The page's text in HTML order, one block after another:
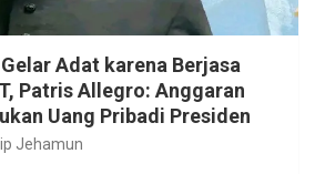
Adat karena Berjasa
Patris Allegro: Anggaran
Uang Pribadi Presiden
Jehamun